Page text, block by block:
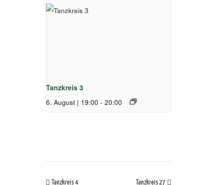
Tanzkreis 3
6. August | 19:00 - 20:00
Tanzkreis 4 Tanzkreis 27